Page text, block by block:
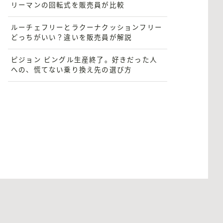
リーマンの回転式を販売員が比較
ルーチェフリーとラクーナクッションフリー
どっちがいい？違いを販売員が解説
ピジョン ビングル生産終了。好きだった人
への、慌てない乗り換え先の選び方